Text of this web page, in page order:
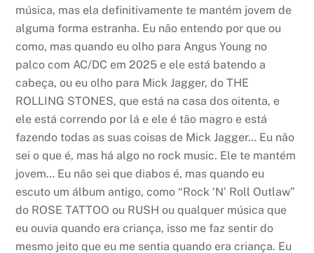
música, mas ela definitivamente te mantém jovem de
alguma forma estranha. Eu não entendo por que ou
como, mas quando eu olho para Angus Young no
palco com AC/DC em 2025 e ele está batendo a
cabeça, ou eu olho para Mick Jagger, do THE
ROLLING STONES, que está na casa dos oitenta, e
ele está correndo por lá e ele é tão magro e está
fazendo todas as suas coisas de Mick Jagger… Eu não
sei o que é, mas há algo no rock music. Ele te mantém
jovem… Eu não sei que diabos é, mas quando eu
escuto um álbum antigo, como “Rock ‘N’ Roll Outlaw”
do ROSE TATTOO ou RUSH ou qualquer música que
eu ouvia quando era criança, isso me faz sentir do
mesmo jeito que eu me sentia quando era criança. Eu